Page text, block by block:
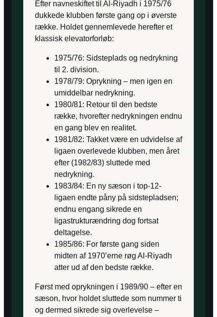
Efter navneskiftet til Al-Riyadh i 1975/76
dukkede klubben første gang op i øverste
række. Holdet gennemlevede herefter et
klassisk elevatorforløb:
1975/76: Sidsteplads og nedrykning
til 2. division.
1978/79: Oprykning – men igen en
umiddelbar nedrykning.
1980/81: Retour til den bedste
række, hvorefter nedrykningen endnu
en gang blev en realitet.
1981/82: Takket være en udvidelse af
ligaen overlevede klubben, men året
efter (1982/83) sluttede med
nedrykning.
1983/84: En ny sæson i top-12-
ligaen endte påny på sidstepladsen;
endnu engang sikrede en
ligastrukturændring dog fortsat
deltagelse.
1985/86: For første gang siden
midten af 1970’erne røg Al-Riyadh
atter ud af den bedste række.
Først med oprykningen i 1989/90 – efter en
sæson, hvor holdet sluttede som nummer ti
og dermed sikrede sig overlevelse –